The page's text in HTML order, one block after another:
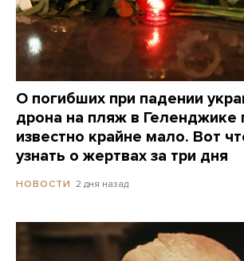
О погибших при падении
дрона на пляж в
известно крайне мало. Вот
узнать о жертвах за три дня
НОВОСТИ 2 дня назад